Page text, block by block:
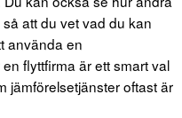
att du vet vad du kan
använda en
flyttfirma är ett smart val
jämförelsetjänster oftast är